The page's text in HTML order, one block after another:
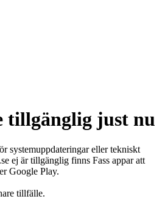
tillgänglig just nu
systemuppdateringar eller tekniskt
ej är tillgänglig finns Fass appar att
Google Play.
tillfälle.